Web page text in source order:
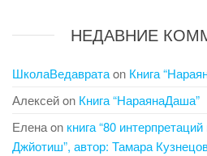
НЕДАВНИЕ
ШколаВедавратаon Книга
Алексейon Книга “НараянаДаша”
Еленаon книга “80
Джйотиш”, автор: Тамара